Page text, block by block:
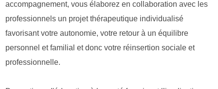
accompagnement, vous élaborez en collaboration avec les
professionnels un projet thérapeutique individualisé
favorisant votre autonomie, votre retour à un équilibre
personnel et familial et donc votre réinsertion sociale et
professionnelle.